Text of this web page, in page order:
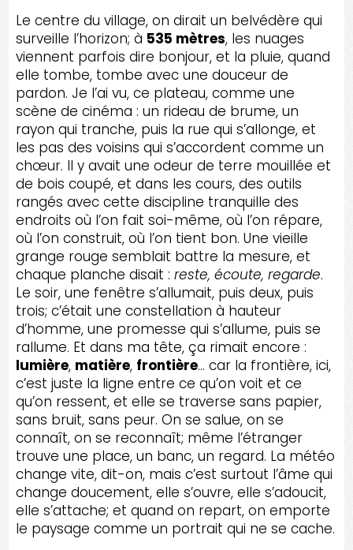
Le centre du village, on dirait un belvédère qui
surveille l’horizon; à 535 mètres, les nuages
viennent parfois dire bonjour, et la pluie, quand
elle tombe, tombe avec une douceur de
pardon. Je l’ai vu, ce plateau, comme une
scène de cinéma : un rideau de brume, un
rayon qui tranche, puis la rue qui s’allonge, et
les pas des voisins qui s’accordent comme un
chœur. Il y avait une odeur de terre mouillée et
de bois coupé, et dans les cours, des outils
rangés avec cette discipline tranquille des
endroits où l’on fait soi-même, où l’on répare,
où l’on construit, où l’on tient bon. Une vieille
grange rouge semblait battre la mesure, et
chaque planche disait : reste, écoute, regarde.
Le soir, une fenêtre s’allumait, puis deux, puis
trois; c’était une constellation à hauteur
d’homme, une promesse qui s’allume, puis se
rallume. Et dans ma tête, ça rimait encore :
lumière, matière, frontière… car la frontière, ici,
c’est juste la ligne entre ce qu’on voit et ce
qu’on ressent, et elle se traverse sans papier,
sans bruit, sans peur. On se salue, on se
connaît, on se reconnaît; même l’étranger
trouve une place, un banc, un regard. La météo
change vite, dit-on, mais c’est surtout l’âme qui
change doucement, elle s’ouvre, elle s’adoucit,
elle s’attache; et quand on repart, on emporte
le paysage comme un portrait qui ne se cache.